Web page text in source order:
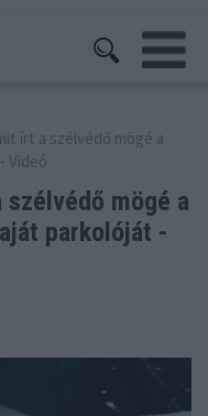
írt a szélvédő mögé a
Videó
mögé a
parkolóját -